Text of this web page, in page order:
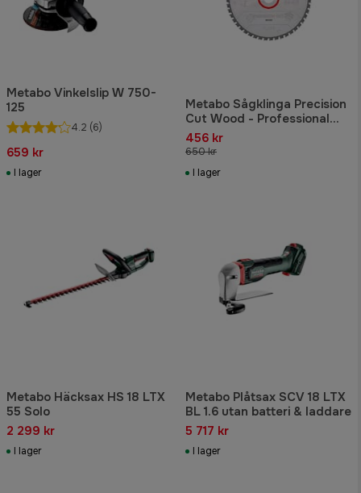
Metabo Vinkelslip W 750-
125
4.2 (6)
659 kr
I lager
Metabo Sågklinga Precision
Cut Wood - Professional
220x30 Z36 WZ 10°
456 kr
650 kr
I lager
Metabo Häcksax HS 18 LTX
55 Solo
2 299 kr
I lager
Metabo Plåtsax SCV 18 LTX
BL 1.6 utan batteri & laddare
5 717 kr
I lager